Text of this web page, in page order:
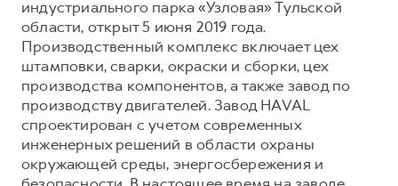
индустриального парка «Узловая» Тульской
области, открыт 5 июня 2019 года.
Производственный комплекс включает цех
штамповки, сварки, окраски и сборки, цех
производства компонентов, а также завод по
производству двигателей. Завод HAVAL
спроектирован с учетом современных
инженерных решений в области охраны
окружающей среды, энергосбережения и